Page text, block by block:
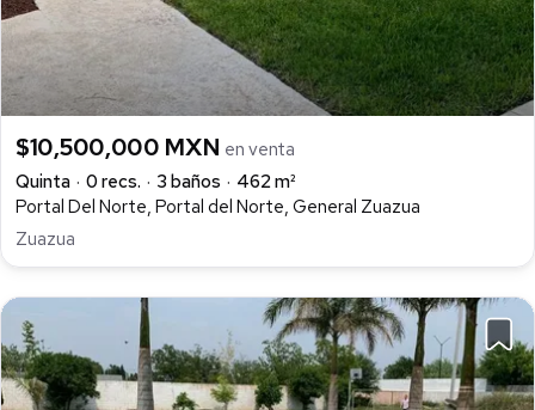
$10,500,000 MXN en venta
Quinta
0 recs. 3 baños
462 m²
Portal Del Norte, Portal del Norte, General Zuazua
Zuazua